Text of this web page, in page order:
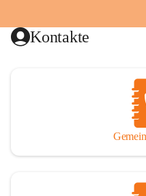
Kontakte